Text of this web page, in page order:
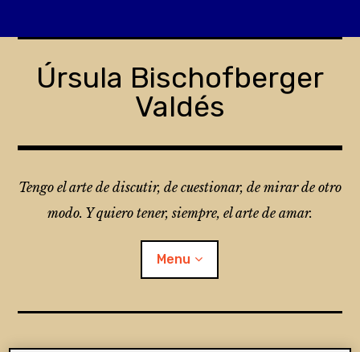
contentÚrsula Bischofberger
Valdés
Tengo el arte de discutir, de cuestionar, de mirar de otro
modo. Y quiero tener, siempre, el arte de amar.
Menu